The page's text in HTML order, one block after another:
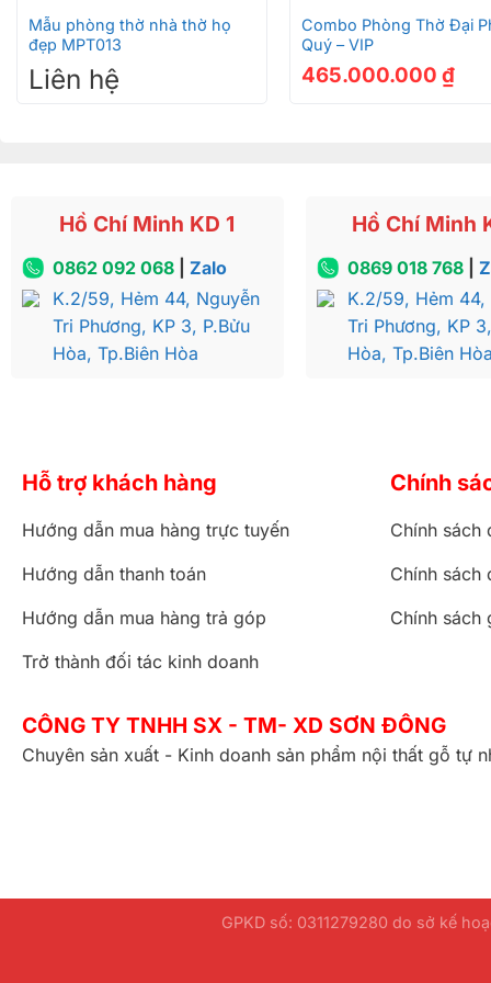
Mẫu phòng thờ nhà thờ họ
đẹp MPT013
Liên hệ
Combo Phòng Thờ Đại
Quý – VIP
465.000.000₫
Hồ Chí Minh KD 1
0862 092 068| Zalo
K.2/59, Hẻm 44, Nguyễn
Tri Phương, KP 3, P.Bửu
Hòa, Tp.Biên Hòa
Hồ Chí Minh
0869 018 768|
K.2/59, Hẻm 44,
Tri Phương, KP
Hòa, Tp.Biên Hòa
Hỗ trợ khách hàng
Hướng dẫn mua hàng trực tuyến
Hướng dẫn thanh toán
Hướng dẫn mua hàng trả góp
Trở thành đối tác kinh doanh
Chính
Chính sách
Chính sách
Chính sách
CÔNG TY TNHH SX - TM- XD SƠN ĐÔNG
Chuyên sản xuất - Kinh doanh sản phẩm nội thất gỗ tự
GPKD số: 0311279280 do sở kế